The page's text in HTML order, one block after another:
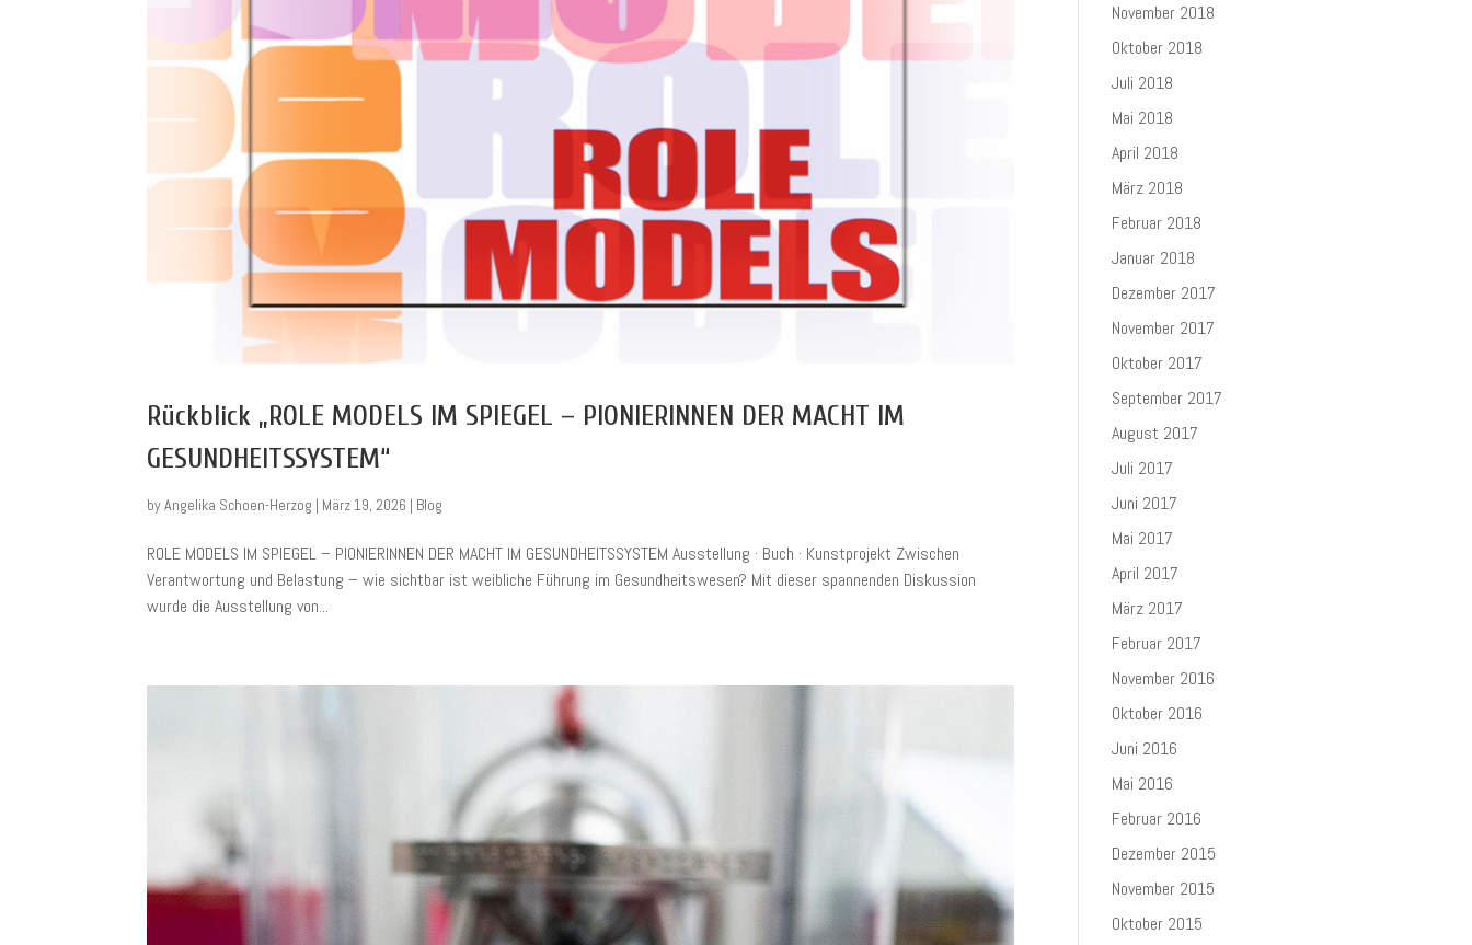
Rückblick „ROLE MODELS IM SPIEGEL – PIONIERINNEN DER MACHT IM
GESUNDHEITSSYSTEM“
byAngelika Schoen-Herzog | März 19, 2026 | Blog
ROLE MODELS IM SPIEGEL – PIONIERINNEN DER MACHT IM GESUNDHEITSSYSTEM Ausstellung · Buch · Kunstprojekt Zwischen
Verantwortung und Belastung – wie sichtbar ist weibliche Führung im Gesundheitswesen? Mit dieser spannenden Diskussion
wurde die Ausstellung von...
November 2018
Oktober 2018
Juli 2018
Mai 2018
April 2018
März 2018
Februar 2018
Januar 2018
Dezember 2017
November 2017
Oktober 2017
September 2017
August 2017
Juli 2017
Juni 2017
Mai 2017
April 2017
März 2017
Februar 2017
November 2016
Oktober 2016
Juni 2016
Mai 2016
Februar 2016
Dezember 2015
November 2015
Oktober 2015